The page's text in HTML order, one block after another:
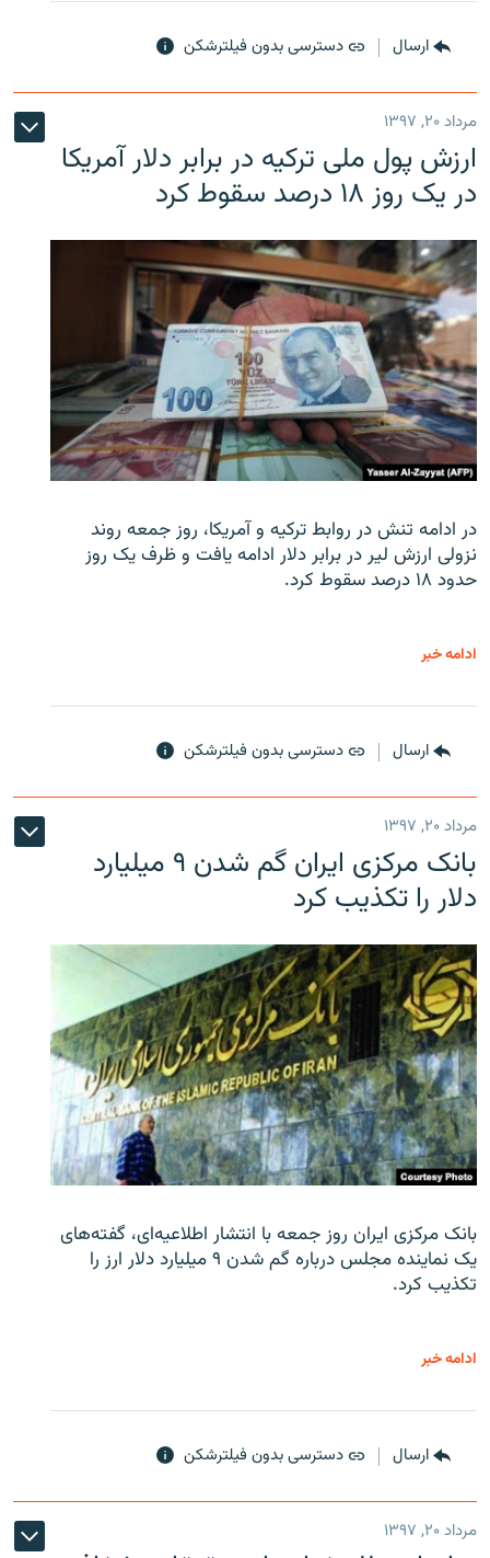
ارسال دسترسی بدون فیلترشکن
مرداد ۲۰, ۱۳۹۷
ارزش پول ملی ترکیه در برابر دلار آمریکا
در یک روز ۱۸ درصد سقوط کرد
در ادامه تنش در روابط ترکیه و آمریکا، روز جمعه روند
نزولی ارزش لیر در برابر دلار ادامه یافت و ظرف یک روز
حدود ۱۸ درصد سقوط کرد.
ادامه خبر
ارسال دسترسی بدون فیلترشکن
مرداد ۲۰, ۱۳۹۷
بانک مرکزی ایران گم شدن ۹ میلیارد
دلار را تکذیب کرد
بانک مرکزی ایران روز جمعه با انتشار اطلاعیه‌ای، گفته‌های
یک نماینده مجلس درباره گم شدن ۹ میلیارد دلار ارز را
تکذیب کرد.
ادامه خبر
ارسال دسترسی بدون فیلترشکن
مرداد ۲۰, ۱۳۹۷